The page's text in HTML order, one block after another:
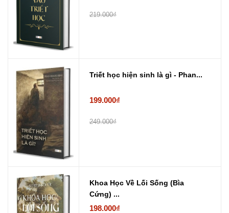
219.000₫
Triết học hiện sinh là gì - Phan...
199.000₫
249.000₫
Khoa Học Về Lối Sống (Bìa
Cứng) ...
198.000₫